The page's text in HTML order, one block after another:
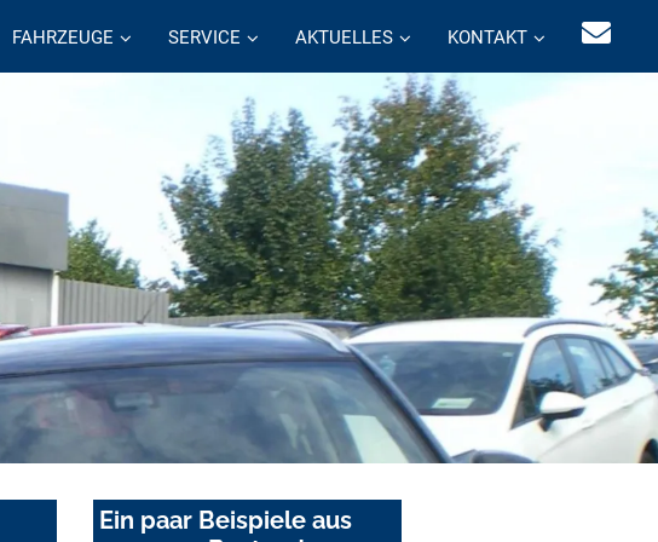
FAHRZEUGE SERVICE AKTUELLES KONTAKT
Ein paar Beispiele aus